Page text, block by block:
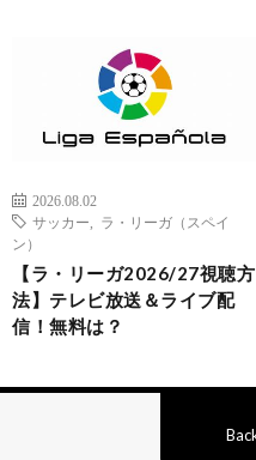
2026.08.02
サッカー
ラ・リーガ（スペイ
ン）
【ラ・リーガ2026/27視聴方
法】テレビ放送＆ライブ配
信！無料は？